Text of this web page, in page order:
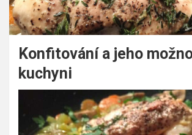
Konfitování a jeho
kuchyni